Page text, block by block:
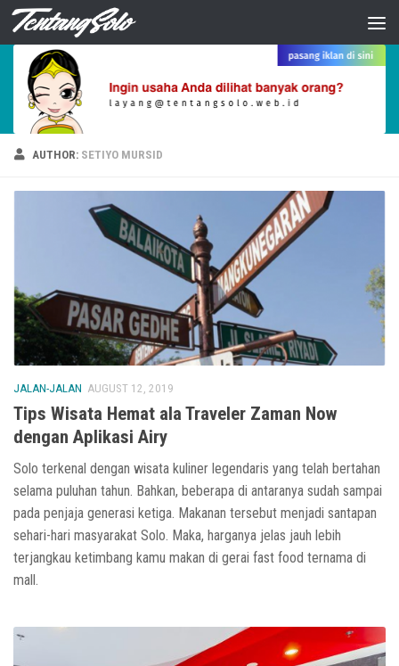
Skip to content
AUTHOR: SETIYO MURSID
JALAN-JALAN AUGUST 12, 2019
Tips Wisata Hemat ala Traveler Zaman Now
dengan Aplikasi Airy
Solo terkenal dengan wisata kuliner legendaris yang telah bertahan
selama puluhan tahun. Bahkan, beberapa di antaranya sudah sampai
pada penjaja generasi ketiga. Makanan tersebut menjadi santapan
sehari-hari masyarakat Solo. Maka, harganya jelas jauh lebih
terjangkau ketimbang kamu makan di gerai fast food ternama di
mall.